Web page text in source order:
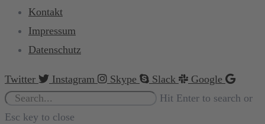
Kontakt
Impressum
Datenschutz
Twitter Instagram Skype Slack
Google
Hit Enter to search or
Esc key to close